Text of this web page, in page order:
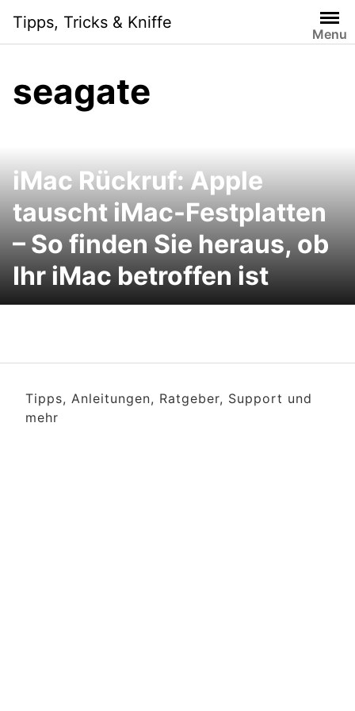
content
Tipps, Tricks & Kniffe
Menu
seagate
iMac Rückruf: Apple
tauscht iMac-Festplatten
– So finden Sie heraus, ob
Ihr iMac betroffen ist
Tipps, Anleitungen, Ratgeber, Support und
mehr